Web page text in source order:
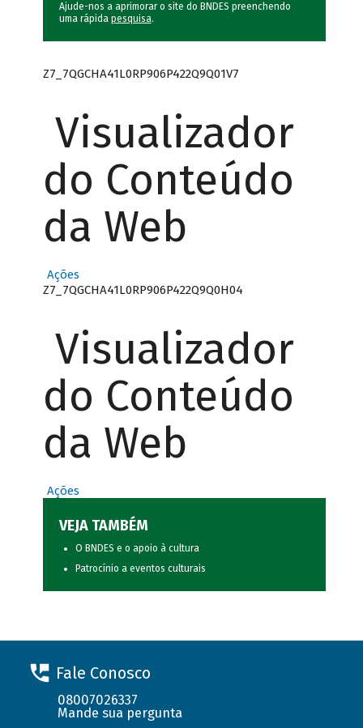
Ajude-nos a aprimorar o site do BNDES preenchendo
uma rápida pesquisa.
Z7_7QGCHA41L0RP906P422Q9Q01V7
Visualizador
do Conteúdo
da Web
Ações
Z7_7QGCHA41L0RP906P422Q9Q0H04
Visualizador
do Conteúdo
da Web
Ações
VEJA TAMBÉM
O BNDES e o apoio à cultura
Patrocínio a eventos culturais
Fale Conosco
08007026337
Mande sua pergunta